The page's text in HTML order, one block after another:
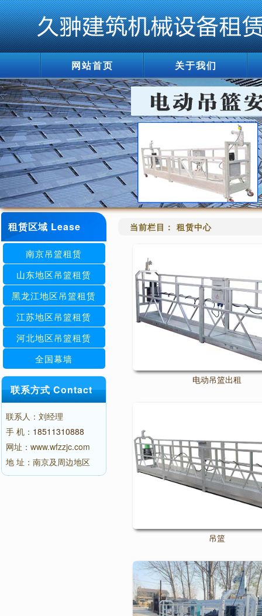
网站首页 关于我们
租赁区域 Lease
南京吊篮租赁
山东地区吊篮租赁
黑龙江地区吊篮租赁
江苏地区吊篮租赁
河北地区吊篮租赁
全国幕墙
联系方式 Contact
联系人：刘经理
手 机： 18511310888
网址：www.wfzzjc.com
地 址：南京及周边地区
当前栏目： 租赁中心
电动吊篮出租
吊篮